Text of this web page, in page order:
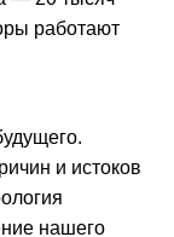
работают
и истоков
нашего